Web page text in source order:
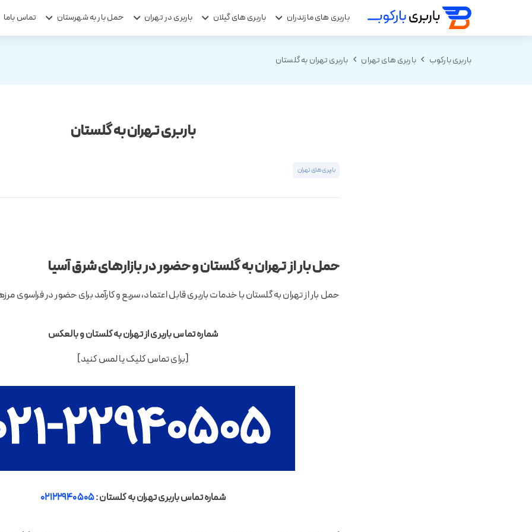
باربری های مازندران باربری های گیلان باربری در تهران حمل بار به شهرستان تماس باما
باربری بارکوب باربری های تهران باربری تهران به گلستان
باربری تهران به گلستان
باربری های تهران
حمل بار از تهران به گلستان و حضور در بازارهای شرق آسیا
حمل بار از تهران به گلستان با خدمات باربری قابل اعتماد، سریع و کارآمد برای حضور در فراسوی
شماره تماس باربری از تهران به گلستان و بالعکس
[برای تماس کلیک یا لمس کنید]
شماره تماس باربری تهران به گلستان :02122940505